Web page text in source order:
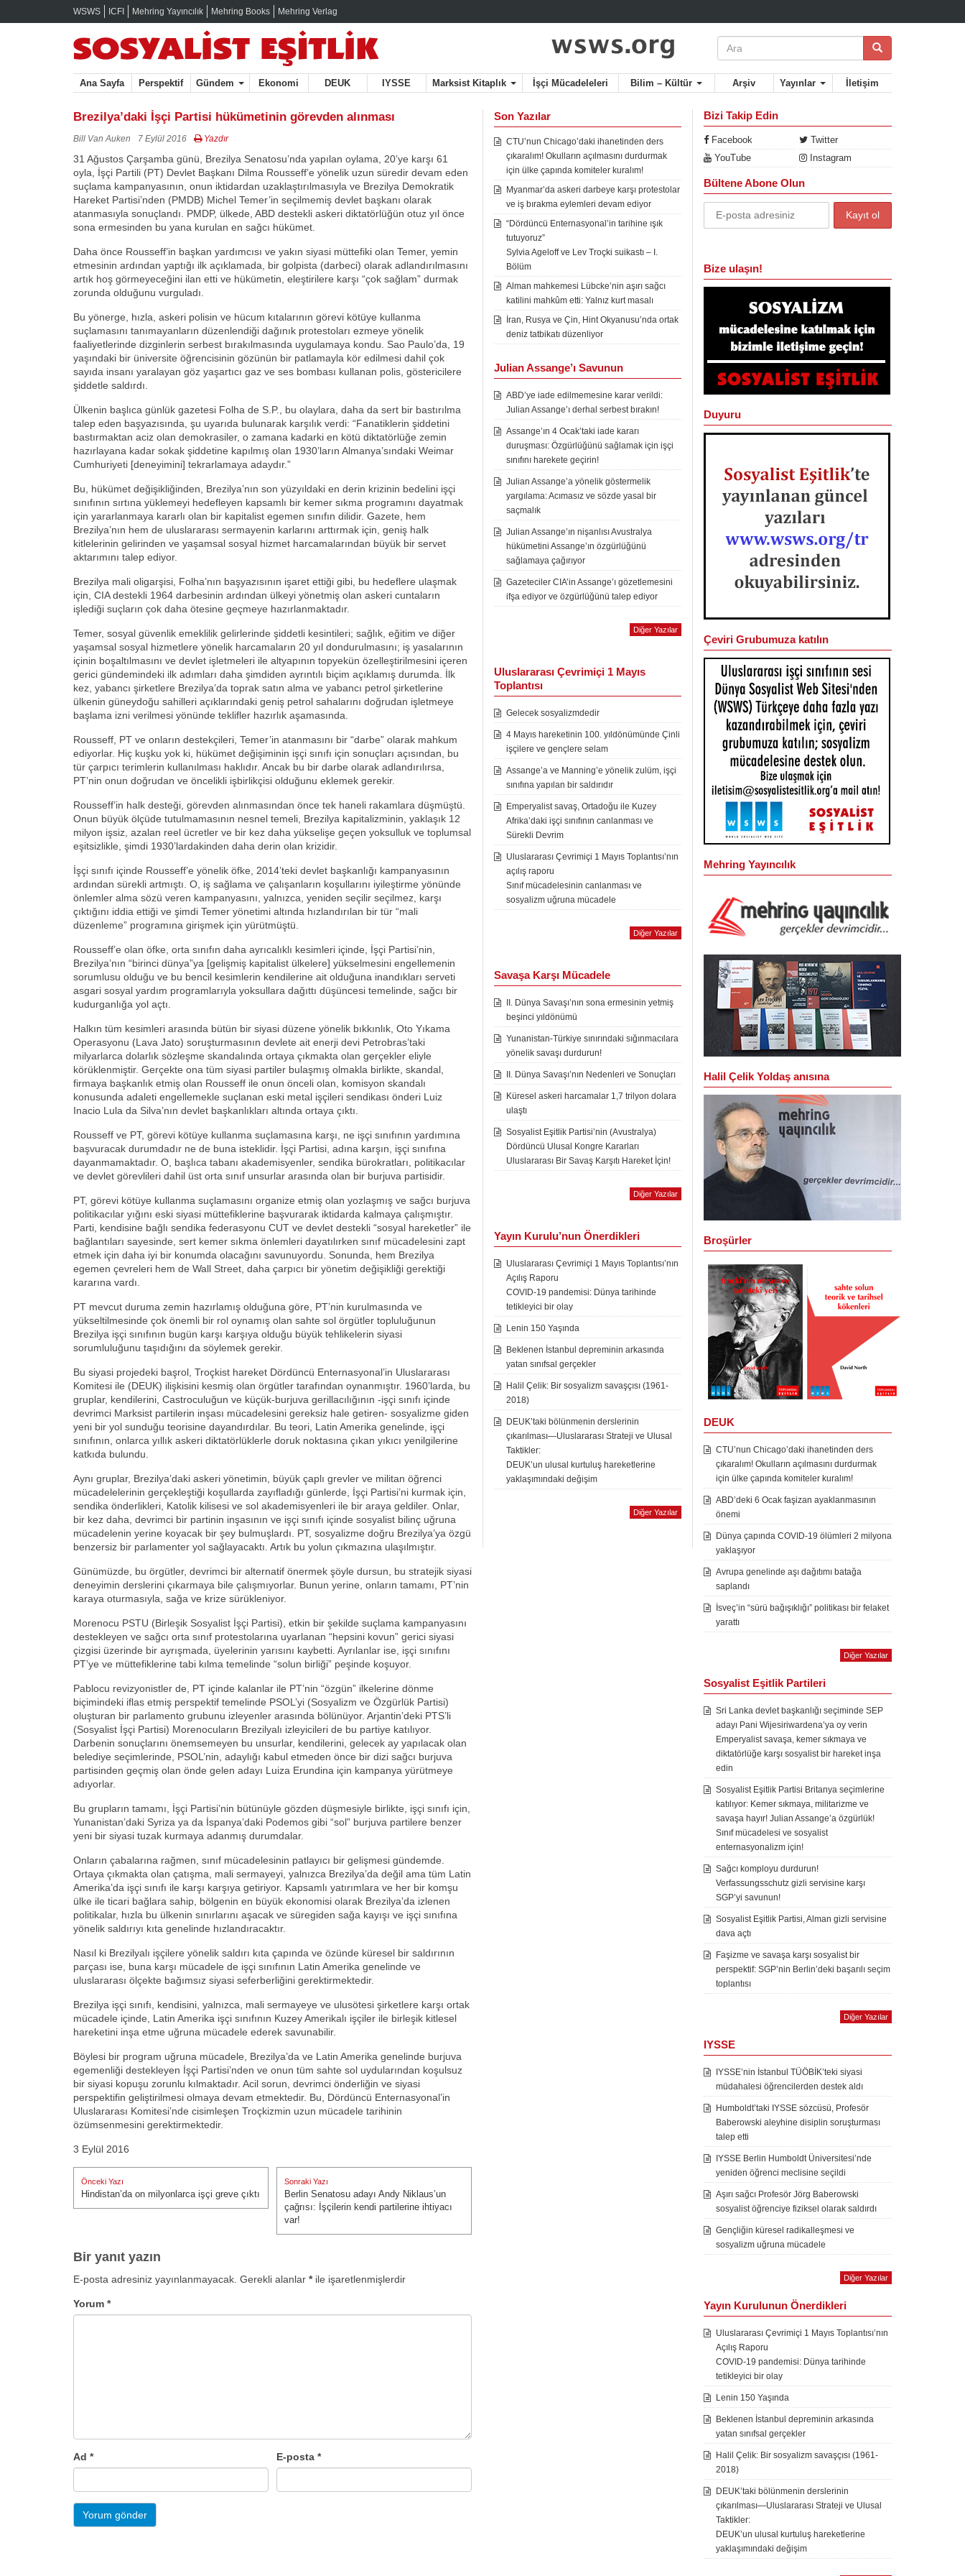
WSWS ICFI Mehring Yayıncılık Mehring Books Mehring Verlag
Ana Sayfa Perspektif Gündem Ekonomi DEUK IYSSE Marksist Kitaplık İşçi Mücadeleleri Bilim – Kültür Arşiv Yayınlar İletişim
Brezilya’daki İşçi Partisi hükümetinin görevden alınması
Bill Van Auken 7 Eylül 2016 Yazdır
31 Ağustos Çarşamba günü, Brezilya Senatosu’nda yapılan oylama, 20’ye karşı 61
oyla, İşçi Partili (PT) Devlet Başkanı Dilma Rousseff’e yönelik uzun süredir devam eden
suçlama kampanyasının, onun iktidardan uzaklaştırılmasıyla ve Brezilya Demokratik
Hareket Partisi’nden (PMDB) Michel Temer’in seçilmemiş devlet başkanı olarak
atanmasıyla sonuçlandı. PMDP, ülkede, ABD destekli askeri diktatörlüğün otuz yıl önce
sona ermesinden bu yana kurulan en sağcı hükümet.
Daha önce Rousseff’in başkan yardımcısı ve yakın siyasi müttefiki olan Temer, yemin
etmesinin ardından yaptığı ilk açıklamada, bir golpista (darbeci) olarak adlandırılmasını
artık hoş görmeyeceğini ilan etti ve hükümetin, eleştirilere karşı “çok sağlam” durmak
zorunda olduğunu vurguladı.
Bu yönerge, hızla, askeri polisin ve hücum kıtalarının görevi kötüye kullanma
suçlamasını tanımayanların düzenlendiği dağınık protestoları ezmeye yönelik
faaliyetlerinde dizginlerin serbest bırakılmasında uygulamaya kondu. Sao Paulo’da, 19
yaşındaki bir üniversite öğrencisinin gözünün bir patlamayla kör edilmesi dahil çok
sayıda insanı yaralayan göz yaşartıcı gaz ve ses bombası kullanan polis, göstericilere
şiddetle saldırdı.
Ülkenin başlıca günlük gazetesi Folha de S.P., bu olaylara, daha da sert bir bastırılma
talep eden başyazısında, şu uyarıda bulunarak karşılık verdi: “Fanatiklerin şiddetini
bastırmaktan aciz olan demokrasiler, o zamana kadarki en kötü diktatörlüğe zemin
hazırlayana kadar sokak şiddetine kapılmış olan 1930’ların Almanya’sındaki Weimar
Cumhuriyeti [deneyimini] tekrarlamaya adaydır.”
Bu, hükümet değişikliğinden, Brezilya’nın son yüzyıldaki en derin krizinin bedelini işçi
sınıfının sırtına yüklemeyi hedefleyen kapsamlı bir kemer sıkma programını dayatmak
için yararlanmaya kararlı olan bir kapitalist egemen sınıfın dilidir. Gazete, hem
Brezilya’nın hem de uluslararası sermayenin karlarını arttırmak için, geniş halk
kitlelerinin gelirinden ve yaşamsal sosyal hizmet harcamalarından büyük bir servet
aktarımını talep ediyor.
Brezilya mali oligarşisi, Folha’nın başyazısının işaret ettiği gibi, bu hedeflere ulaşmak
için, CIA destekli 1964 darbesinin ardından ülkeyi yönetmiş olan askeri cuntaların
işlediği suçların çok daha ötesine geçmeye hazırlanmaktadır.
Temer, sosyal güvenlik emeklilik gelirlerinde şiddetli kesintileri; sağlık, eğitim ve diğer
yaşamsal sosyal hizmetlere yönelik harcamaların 20 yıl dondurulmasını; iş yasalarının
içinin boşaltılmasını ve devlet işletmeleri ile altyapının topyekün özelleştirilmesini içeren
gerici gündemindeki ilk adımları daha şimdiden ayrıntılı biçim açıklamış durumda. İlk
kez, yabancı şirketlere Brezilya’da toprak satın alma ve yabancı petrol şirketlerine
ülkenin güneydoğu sahilleri açıklarındaki geniş petrol sahalarını doğrudan işletmeye
başlama izni verilmesi yönünde teklifler hazırlık aşamasında.
Rousseff, PT ve onların destekçileri, Temer’in atanmasını bir “darbe” olarak mahkum
ediyorlar. Hiç kuşku yok ki, hükümet değişiminin işçi sınıfı için sonuçları açısından, bu
tür çarpıcı terimlerin kullanılması haklıdır. Ancak bu bir darbe olarak adlandırılırsa,
PT’nin onun doğrudan ve öncelikli işbirlikçisi olduğunu eklemek gerekir.
Rousseff’in halk desteği, görevden alınmasından önce tek haneli rakamlara düşmüştü.
Onun büyük ölçüde tutulmamasının nesnel temeli, Brezilya kapitalizminin, yaklaşık 12
milyon işsiz, azalan reel ücretler ve bir kez daha yükselişe geçen yoksulluk ve toplumsal
eşitsizlikle, şimdi 1930’lardakinden daha derin olan krizidir.
İşçi sınıfı içinde Rousseff’e yönelik öfke, 2014’teki devlet başkanlığı kampanyasının
ardından sürekli artmıştı. O, iş sağlama ve çalışanların koşullarını iyileştirme yönünde
önlemler alma sözü veren kampanyasını, yalnızca, yeniden seçilir seçilmez, karşı
çıktığını iddia ettiği ve şimdi Temer yönetimi altında hızlandırılan bir tür “mali
düzenleme” programına girişmek için yürütmüştü.
Rousseff’e olan öfke, orta sınıfın daha ayrıcalıklı kesimleri içinde, İşçi Partisi’nin,
Brezilya’nın “birinci dünya”ya [gelişmiş kapitalist ülkelere] yükselmesini engellemenin
sorumlusu olduğu ve bu bencil kesimlerin kendilerine ait olduğuna inandıkları serveti
asgari sosyal yardım programlarıyla yoksullara dağıttı düşüncesi temelinde, sağcı bir
kudurganlığa yol açtı.
Halkın tüm kesimleri arasında bütün bir siyasi düzene yönelik bıkkınlık, Oto Yıkama
Operasyonu (Lava Jato) soruşturmasının devlete ait enerji devi Petrobras’taki
milyarlarca dolarlık sözleşme skandalında ortaya çıkmakta olan gerçekler eliyle
körüklenmiştir. Gerçekte ona tüm siyasi partiler bulaşmış olmakla birlikte, skandal,
firmaya başkanlık etmiş olan Rousseff ile onun önceli olan, komisyon skandalı
konusunda adaleti engellemekle suçlanan eski metal işçileri sendikası önderi Luiz
Inacio Lula da Silva’nın devlet başkanlıkları altında ortaya çıktı.
Rousseff ve PT, görevi kötüye kullanma suçlamasına karşı, ne işçi sınıfının yardımına
başvuracak durumdadır ne de buna isteklidir. İşçi Partisi, adına karşın, işçi sınıfına
dayanmamaktadır. O, başlıca tabanı akademisyenler, sendika bürokratları, politikacılar
ve devlet görevlileri dahil üst orta sınıf unsurlar arasında olan bir burjuva partisidir.
PT, görevi kötüye kullanma suçlamasını organize etmiş olan yozlaşmış ve sağcı burjuva
politikacılar yığını eski siyasi müttefiklerine başvurarak iktidarda kalmaya çalışmıştır.
Parti, kendisine bağlı sendika federasyonu CUT ve devlet destekli “sosyal hareketler” ile
bağlantıları sayesinde, sert kemer sıkma önlemleri dayatılırken sınıf mücadelesini zapt
etmek için daha iyi bir konumda olacağını savunuyordu. Sonunda, hem Brezilya
egemen çevreleri hem de Wall Street, daha çarpıcı bir yönetim değişikliği gerektiği
kararına vardı.
PT mevcut duruma zemin hazırlamış olduğuna göre, PT’nin kurulmasında ve
yükseltilmesinde çok önemli bir rol oynamış olan sahte sol örgütler topluluğunun
Brezilya işçi sınıfının bugün karşı karşıya olduğu büyük tehlikelerin siyasi
sorumluluğunu taşıdığını da söylemek gerekir.
Bu siyasi projedeki başrol, Troçkist hareket Dördüncü Enternasyonal’in Uluslararası
Komitesi ile (DEUK) ilişkisini kesmiş olan örgütler tarafından oynanmıştır. 1960’larda, bu
gruplar, kendilerini, Castroculuğun ve küçük-burjuva gerillacılığının -işçi sınıfı içinde
devrimci Marksist partilerin inşası mücadelesini gereksiz hale getiren- sosyalizme giden
yeni bir yol sunduğu teorisine dayandırdılar. Bu teori, Latin Amerika genelinde, işçi
sınıfının, onlarca yıllık askeri diktatörlüklerle doruk noktasına çıkan yıkıcı yenilgilerine
katkıda bulundu.
Aynı gruplar, Brezilya’daki askeri yönetimin, büyük çaplı grevler ve militan öğrenci
mücadelelerinin gerçekleştiği koşullarda zayıfladığı günlerde, İşçi Partisi’ni kurmak için,
sendika önderlikleri, Katolik kilisesi ve sol akademisyenleri ile bir araya geldiler. Onlar,
bir kez daha, devrimci bir partinin inşasının ve işçi sınıfı içinde sosyalist bilinç uğruna
mücadelenin yerine koyacak bir şey bulmuşlardı. PT, sosyalizme doğru Brezilya’ya özgü
benzersiz bir parlamenter yol sağlayacaktı. Artık bu yolun çıkmazına ulaşılmıştır.
Günümüzde, bu örgütler, devrimci bir alternatif önermek şöyle dursun, bu stratejik siyasi
deneyimin derslerini çıkarmaya bile çalışmıyorlar. Bunun yerine, onların tamamı, PT’nin
karaya oturmasıyla, sağa ve krize sürükleniyor.
Morenocu PSTU (Birleşik Sosyalist İşçi Partisi), etkin bir şekilde suçlama kampanyasını
destekleyen ve sağcı orta sınıf protestolarına uyarlanan “hepsini kovun” gerici siyasi
çizgisi üzerinde bir ayrışmada, üyelerinin yarısını kaybetti. Ayrılanlar ise, işçi sınıfını
PT’ye ve müttefiklerine tabi kılma temelinde “solun birliği” peşinde koşuyor.
Pablocu revizyonistler de, PT içinde kalanlar ile PT’nin “özgün” ilkelerine dönme
biçimindeki iflas etmiş perspektif temelinde PSOL’yi (Sosyalizm ve Özgürlük Partisi)
oluşturan bir parlamento grubunu izleyenler arasında bölünüyor. Arjantin’deki PTS’li
(Sosyalist İşçi Partisi) Morenocuların Brezilyalı izleyicileri de bu partiye katılıyor.
Darbenin sonuçlarını önemsemeyen bu unsurlar, kendilerini, gelecek ay yapılacak olan
belediye seçimlerinde, PSOL’nin, adaylığı kabul etmeden önce bir dizi sağcı burjuva
partisinden geçmiş olan önde gelen adayı Luiza Erundina için kampanya yürütmeye
adıyorlar.
Bu grupların tamamı, İşçi Partisi’nin bütünüyle gözden düşmesiyle birlikte, işçi sınıfı için,
Yunanistan’daki Syriza ya da İspanya’daki Podemos gibi “sol” burjuva partilere benzer
yeni bir siyasi tuzak kurmaya adanmış durumdalar.
Onların çabalarına rağmen, sınıf mücadelesinin patlayıcı bir gelişmesi gündemde.
Ortaya çıkmakta olan çatışma, mali sermayeyi, yalnızca Brezilya’da değil ama tüm Latin
Amerika’da işçi sınıfı ile karşı karşıya getiriyor. Kapsamlı yatırımlara ve her bir komşu
ülke ile ticari bağlara sahip, bölgenin en büyük ekonomisi olarak Brezilya’da izlenen
politikalar, hızla bu ülkenin sınırlarını aşacak ve süregiden sağa kayışı ve işçi sınıfına
yönelik saldırıyı kıta genelinde hızlandıracaktır.
Nasıl ki Brezilyalı işçilere yönelik saldırı kıta çapında ve özünde küresel bir saldırının
parçası ise, buna karşı mücadele de işçi sınıfının Latin Amerika genelinde ve
uluslararası ölçekte bağımsız siyasi seferberliğini gerektirmektedir.
Brezilya işçi sınıfı, kendisini, yalnızca, mali sermayeye ve ulusötesi şirketlere karşı ortak
mücadele içinde, Latin Amerika işçi sınıfının Kuzey Amerikalı işçiler ile birleşik kitlesel
hareketini inşa etme uğruna mücadele ederek savunabilir.
Böylesi bir program uğruna mücadele, Brezilya’da ve Latin Amerika genelinde burjuva
egemenliği destekleyen İşçi Partisi’nden ve onun tüm sahte sol uydularından koşulsuz
bir siyasi kopuşu zorunlu kılmaktadır. Acil sorun, devrimci önderliğin ve siyasi
perspektifin geliştirilmesi olmaya devam etmektedir. Bu, Dördüncü Enternasyonal’in
Uluslararası Komitesi’nde cisimleşen Troçkizmin uzun mücadele tarihinin
özümsenmesini gerektirmektedir.
3 Eylül 2016
Yazı
gezinmesi
Önceki Yazı
Önceki Yazı:
Hindistan’da on milyonlarca işçi greve çıktı
Sonraki Yazı
Sonraki Yazı:
Berlin Senatosu adayı Andy Niklaus’un
çağrısı: İşçilerin kendi partilerine ihtiyacı
var!
Bir yanıt yazın
E-posta adresiniz yayınlanmayacak. Gerekli alanlar *ile işaretlenmişlerdir
Yorum *
Ad * E-posta*
Son Yazılar
CTU’nun Chicago’daki ihanetinden ders
çıkaralım! Okulların açılmasını durdurmak
için ülke çapında komiteler kuralım!
Myanmar’da askeri darbeye karşı protestolar
ve iş bırakma eylemleri devam ediyor
“Dördüncü Enternasyonal’in tarihine ışık
tutuyoruz”
Sylvia Ageloff ve Lev Troçki suikastı – I.
Bölüm
Alman mahkemesi Lübcke’nin aşırı sağcı
katilini mahkûm etti: Yalnız kurt masalı
İran, Rusya ve Çin, Hint Okyanusu’nda ortak
deniz tatbikatı düzenliyor
Julian Assange’ı Savunun
ABD’ye iade edilmemesine karar verildi:
Julian Assange’ı derhal serbest bırakın!
Assange’ın 4 Ocak’taki iade kararı
duruşması: Özgürlüğünü sağlamak için işçi
sınıfını harekete geçirin!
Julian Assange’a yönelik göstermelik
yargılama: Acımasız ve sözde yasal bir
saçmalık
Julian Assange’ın nişanlısı Avustralya
hükümetini Assange’ın özgürlüğünü
sağlamaya çağırıyor
Gazeteciler CIA’in Assange’ı gözetlemesini
ifşa ediyor ve özgürlüğünü talep ediyor
Diğer Yazılar
Uluslararası Çevrimiçi 1 Mayıs
Toplantısı
Gelecek sosyalizmdedir
4 Mayıs hareketinin 100. yıldönümünde Çinli
işçilere ve gençlere selam
Assange’a ve Manning’e yönelik zulüm, işçi
sınıfına yapılan bir saldırıdır
Emperyalist savaş, Ortadoğu ile Kuzey
Afrika’daki işçi sınıfının canlanması ve
Sürekli Devrim
Uluslararası Çevrimiçi 1 Mayıs Toplantısı’nın
açılış raporu
Sınıf mücadelesinin canlanması ve
sosyalizm uğruna mücadele
Diğer Yazılar
Savaşa Karşı Mücadele
II. Dünya Savaşı’nın sona ermesinin yetmiş
beşinci yıldönümü
Yunanistan-Türkiye sınırındaki sığınmacılara
yönelik savaşı durdurun!
II. Dünya Savaşı’nın Nedenleri ve Sonuçları
Küresel askeri harcamalar 1,7 trilyon dolara
ulaştı
Sosyalist Eşitlik Partisi’nin (Avustralya)
Dördüncü Ulusal Kongre Kararları
Uluslararası Bir Savaş Karşıtı Hareket İçin!
Diğer Yazılar
Yayın Kurulu’nun Önerdikleri
Uluslararası Çevrimiçi 1 Mayıs Toplantısı’nın
Açılış Raporu
COVID-19 pandemisi: Dünya tarihinde
tetikleyici bir olay
Lenin 150 Yaşında
Beklenen İstanbul depreminin arkasında
yatan sınıfsal gerçekler
Halil Çelik: Bir sosyalizm savaşçısı (1961-
2018)
DEUK’taki bölünmenin derslerinin
çıkarılması—Uluslararası Strateji ve Ulusal
Taktikler:
DEUK’un ulusal kurtuluş hareketlerine
yaklaşımındaki değişim
Diğer Yazılar
Bizi Takip Edin
Facebook
Twitter
YouTube
Instagram
Bültene Abone Olun
Bize ulaşın!
Duyuru
Çeviri Grubumuza katılın
Mehring Yayıncılık
Halil Çelik Yoldaş anısına
Broşürler
DEUK
CTU’nun Chicago’daki ihanetinden ders
çıkaralım! Okulların açılmasını durdurmak
için ülke çapında komiteler kuralım!
ABD’deki 6 Ocak faşizan ayaklanmasının
önemi
Dünya çapında COVID-19 ölümleri 2 milyona
yaklaşıyor
Avrupa genelinde aşı dağıtımı batağa
saplandı
İsveç’in “sürü bağışıklığı” politikası bir felaket
yarattı
Diğer Yazılar
Sosyalist Eşitlik Partileri
Sri Lanka devlet başkanlığı seçiminde SEP
adayı Pani Wijesiriwardena’ya oy verin
Emperyalist savaşa, kemer sıkmaya ve
diktatörlüğe karşı sosyalist bir hareket inşa
edin
Sosyalist Eşitlik Partisi Britanya seçimlerine
katılıyor: Kemer sıkmaya, militarizme ve
savaşa hayır! Julian Assange’a özgürlük!
Sınıf mücadelesi ve sosyalist
enternasyonalizm için!
Sağcı komployu durdurun!
Verfassungsschutz gizli servisine karşı
SGP’yi savunun!
Sosyalist Eşitlik Partisi, Alman gizli servisine
dava açtı
Faşizme ve savaşa karşı sosyalist bir
perspektif: SGP’nin Berlin’deki başarılı seçim
toplantısı
Diğer Yazılar
IYSSE
IYSSE’nin İstanbul TÜÖBİK’teki siyasi
müdahalesi öğrencilerden destek aldı
Humboldt’taki IYSSE sözcüsü, Profesör
Baberowski aleyhine disiplin soruşturması
talep etti
IYSSE Berlin Humboldt Üniversitesi’nde
yeniden öğrenci meclisine seçildi
Aşırı sağcı Profesör Jörg Baberowski
sosyalist öğrenciye fiziksel olarak saldırdı
Gençliğin küresel radikalleşmesi ve
sosyalizm uğruna mücadele
Diğer Yazılar
Yayın Kurulunun Önerdikleri
Uluslararası Çevrimiçi 1 Mayıs Toplantısı’nın
Açılış Raporu
COVID-19 pandemisi: Dünya tarihinde
tetikleyici bir olay
Lenin 150 Yaşında
Beklenen İstanbul depreminin arkasında
yatan sınıfsal gerçekler
Halil Çelik: Bir sosyalizm savaşçısı (1961-
2018)
DEUK’taki bölünmenin derslerinin
çıkarılması—Uluslararası Strateji ve Ulusal
Taktikler:
DEUK’un ulusal kurtuluş hareketlerine
yaklaşımındaki değişim